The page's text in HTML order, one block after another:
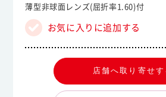
薄型非球面レンズ(屈折率1.60)付
お気に入りに追加する
店舗へ取り寄せす